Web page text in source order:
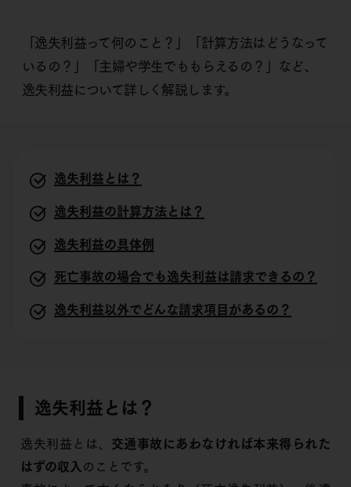
「逸失利益って何のこと？」「計算方法はどうなって
いるの？」「主婦や学生でももらえるの？」など、
逸失利益について詳しく解説します。
逸失利益とは？
逸失利益の計算方法とは？
逸失利益の具体例
死亡事故の場合でも逸失利益は請求できるの？
逸失利益以外でどんな請求項目があるの？
逸失利益とは？
逸失利益とは、 交通事故にあわなければ本来得られた
はずの収入 のことです。